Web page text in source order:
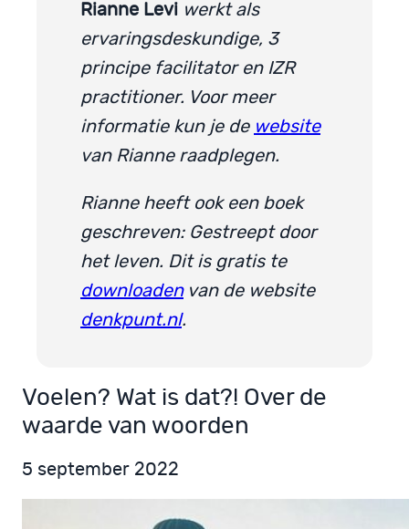
Rianne Levi werkt als
ervaringsdeskundige, 3
principe facilitator en IZR
practitioner. Voor meer
informatie kun je de website
van Rianne raadplegen.
Rianne heeft ook een boek
geschreven: Gestreept door
het leven. Dit is gratis te
downloadenvan de website
denkpunt.nl.
Voelen? Wat is dat?! Over de
waarde van woorden
5 september 2022